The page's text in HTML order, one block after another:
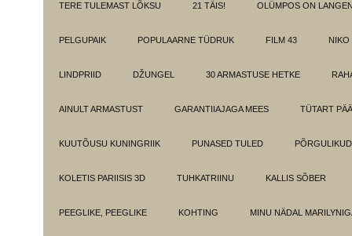
TERE TULEMAST LÕKSU 21 TÄIS! OLÜMPOS ON
PELGUPAIK POPULAARNE TÜDRUK FILM 43 NIKO
LINDPRIID DŽUNGEL 30 ARMASTUSE HETKE
AINULT ARMASTUST GARANTIIAJAGA MEES TÜTART
KUUTÕUSU KUNINGRIIK PUNASED TULED
KOLETIS PARIISIS 3D TUHKATRIINU KALLIS SÕBER
PEEGLIKE, PEEGLIKE KOHTING MINU NÄDAL